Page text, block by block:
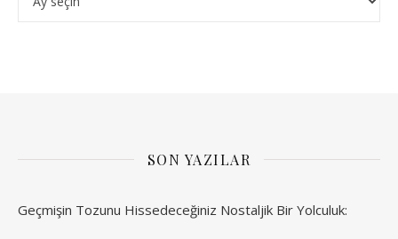
SON YAZILAR
Geçmişin Tozunu Hissedeceğiniz Nostaljik Bir Yolculuk: